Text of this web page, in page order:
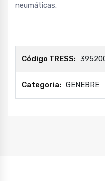
neumáticas.
Código TRESS:
Categoria: GENEBRE